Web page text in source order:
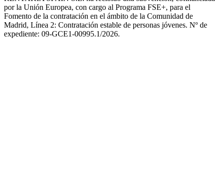
por la Unión Europea, con cargo al Programa FSE+, para el
Fomento de la contratación en el ámbito de la Comunidad de
Madrid, Línea 2: Contratación estable de personas jóvenes. Nº de
expediente: 09-GCE1-00995.1/2026.